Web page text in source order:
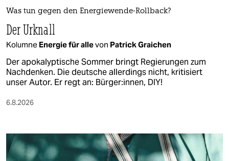
Was tun gegen den Energiewende-Rollback?
Der Urknall
Kolumne Energie für allevon Patrick Graichen
Der apokalyptische Sommer bringt Regierungen zum
Nachdenken. Die deutsche allerdings nicht, kritisiert
unser Autor. Er regt an: Bürger:innen, DIY!
6.8.2026